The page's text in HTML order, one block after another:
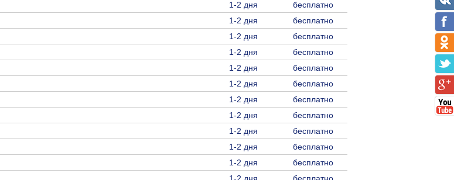
1-2 дня
бесплатно
1-2 дня
бесплатно
1-2 дня
бесплатно
1-2 дня
бесплатно
1-2 дня
бесплатно
1-2 дня
бесплатно
1-2 дня
бесплатно
1-2 дня
бесплатно
1-2 дня
бесплатно
1-2 дня
бесплатно
1-2 дня
бесплатно